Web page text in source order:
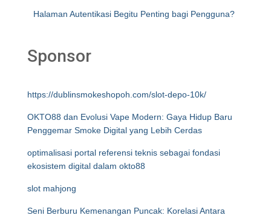
Halaman Autentikasi Begitu Penting bagi Pengguna?
Sponsor
https://dublinsmokeshopoh.com/slot-depo-10k/
OKTO88 dan Evolusi Vape Modern: Gaya Hidup Baru
Penggemar Smoke Digital yang Lebih Cerdas
optimalisasi portal referensi teknis sebagai fondasi
ekosistem digital dalam okto88
slot mahjong
Seni Berburu Kemenangan Puncak: Korelasi Antara